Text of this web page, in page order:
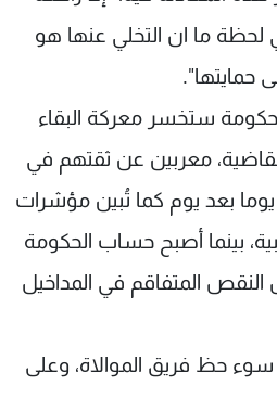
لحظة ما ان التخلي عنها هو
حمايتها".
ستخسر معركة البقاء
معربين عن ثقتهم في
بعد يوم كما تُبين مؤشرات
بينما أصبح حساب الحكومة
المتفاقم في المداخيل
حظ فريق الموالاة، وعلى